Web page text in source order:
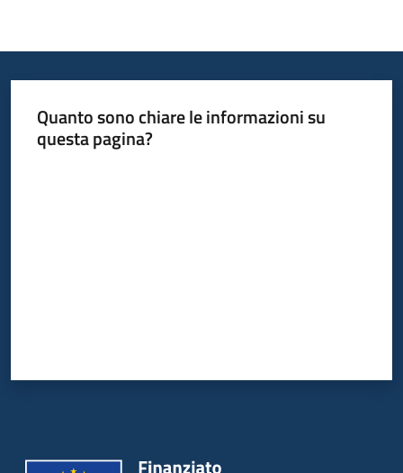
Quanto sono chiare le informazioni su
questa pagina?